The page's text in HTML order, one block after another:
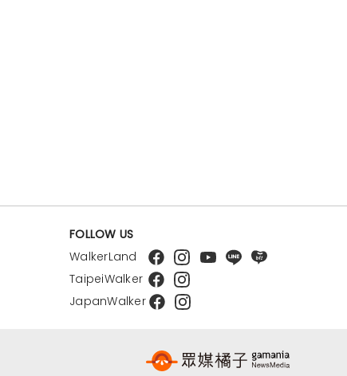
FOLLOW US
WalkerLand
TaipeiWalker
JapanWalker